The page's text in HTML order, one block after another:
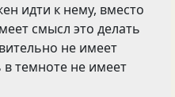
идти к нему, вместо
смысл это делать
не имеет
темноте не имеет